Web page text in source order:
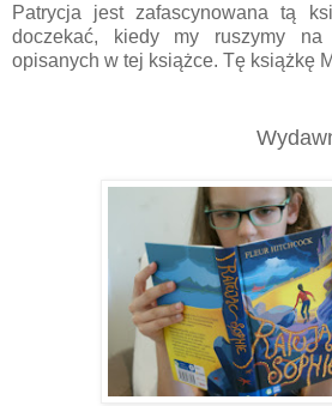
Patrycja jest zafascynowana tą
doczekać, kiedy my ruszymy na
opisanych w tej książce. Tę książkę